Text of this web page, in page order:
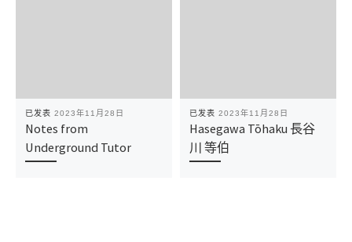
已发表 2023年11月28日
Notes from
Underground Tutor
已发表 2023年11月28日
Hasegawa Tōhaku 長谷
川 等伯